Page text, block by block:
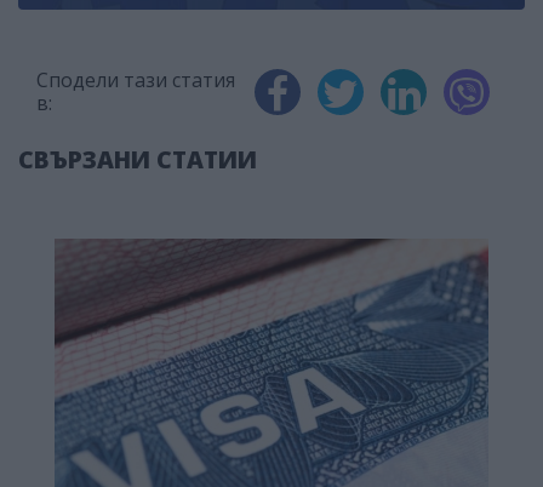
Сподели тази статия
в:
СВЪРЗАНИ СТАТИИ